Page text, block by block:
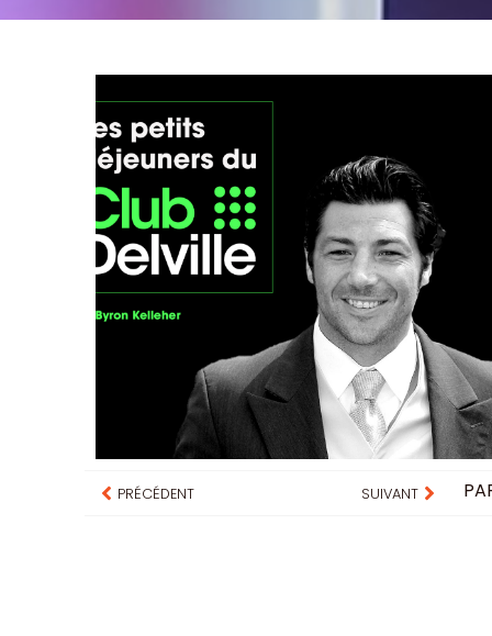
PRÉCÉDENT SUIVANT